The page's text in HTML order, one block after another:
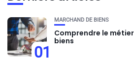
01
MARCHAND DE BIENS
Comprendre le
biens